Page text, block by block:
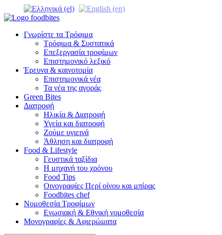
Γνωρίστε τα Τρόφιμα
Τρόφιμα & Συστατικά
Επεξεργασία τροφίμων
Επιστημονικό λεξικό
Έρευνα & καινοτομία
Επιστημονικά νέα
Τα νέα της αγοράς
Green Bites
Διατροφή
Ηλικία & Διατροφή
Υγεία και διατροφή
Ζούμε υγιεινά
Άθληση και διατροφή
Food & Lifestyle
Γευστικά ταξίδια
Η μηχανή του χρόνου
Food Tips
Οινογραφίες Περί οίνου και μπίρας
Foodbites chef
Νομοθεσία Τροφίμων
Ενωσιακή & Εθνική νομοθεσία
Μονογραφίες & Αφιερώματα